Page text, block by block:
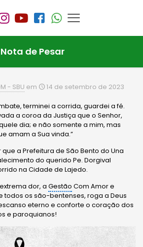
Nota de Pesar
- SBU em 14 de setembro de 2023
terminei a corrida, guardei a fé.
a coroa da Justiça que o Senhor,
dia; e não somente a mim, mas
amam a Sua vinda.”
a Prefeitura de São Bento do Una
do querido Pe. Dorgival
na Cidade de Lajedo.
dor, aGestão Com Amor e
todos os são-bentenses, roga a Deus
eterno e conforte o coração dos
e paroquianos!